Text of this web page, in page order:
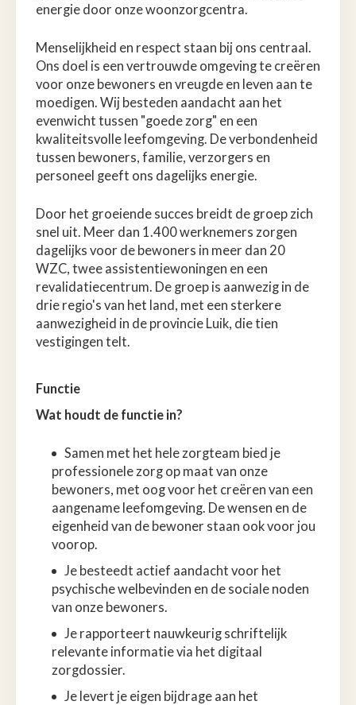
energie door onze woonzorgcentra.
Menselijkheid en respect staan bij ons centraal.
Ons doel is een vertrouwde omgeving te creëren
voor onze bewoners en vreugde en leven aan te
moedigen. Wij besteden aandacht aan het
evenwicht tussen "goede zorg" en een
kwaliteitsvolle leefomgeving. De verbondenheid
tussen bewoners, familie, verzorgers en
personeel geeft ons dagelijks energie.
Door het groeiende succes breidt de groep zich
snel uit. Meer dan 1.400 werknemers zorgen
dagelijks voor de bewoners in meer dan 20
WZC, twee assistentiewoningen en een
revalidatiecentrum. De groep is aanwezig in de
drie regio's van het land, met een sterkere
aanwezigheid in de provincie Luik, die tien
vestigingen telt.
Functie
Wat houdt de functie in?
Samen met het hele zorgteam bied je
professionele zorg op maat van onze
bewoners, met oog voor het creëren van een
aangename leefomgeving. De wensen en de
eigenheid van de bewoner staan ook voor jou
voorop.
Je besteedt actief aandacht voor het
psychische welbevinden en de sociale noden
van onze bewoners.
Je rapporteert nauwkeurig schriftelijk
relevante informatie via het digitaal
zorgdossier.
Je levert je eigen bijdrage aan het